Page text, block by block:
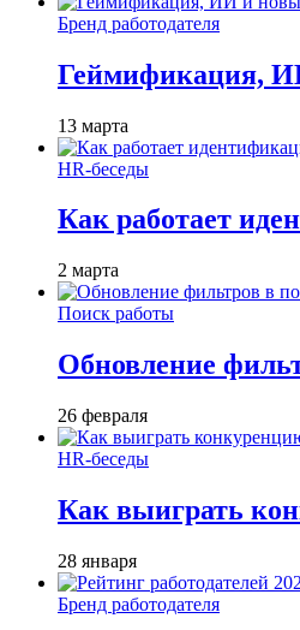
Бренд работодателя
Геймификация,
13 марта
HR-беседы
Как работает
2 марта
Поиск работы
Обновление
26 февраля
HR-беседы
Как выиграть
28 января
Бренд работодателя